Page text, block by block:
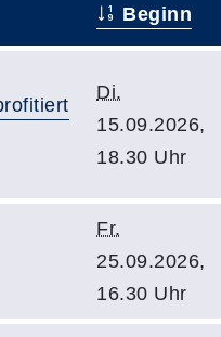
Beginn
Di.
15.09.2026,
18.30 Uhr
Fr.
25.09.2026,
16.30 Uhr